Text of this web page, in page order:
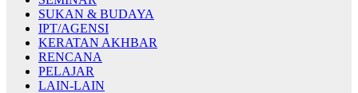
SUKAN & BUDAYA
IPT/AGENSI
KERATAN AKHBAR
RENCANA
PELAJAR
LAIN-LAIN